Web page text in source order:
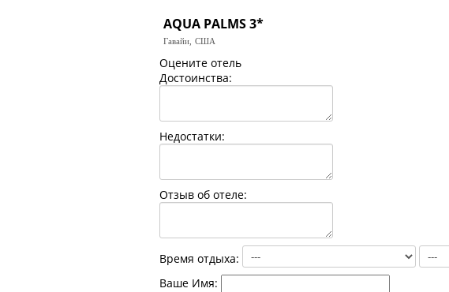
AQUA PALMS 3*
Гавайи, США
Оцените отель
Достоинства:
Недостатки:
Отзыв об отеле:
Время отдыха:
Ваше Имя: